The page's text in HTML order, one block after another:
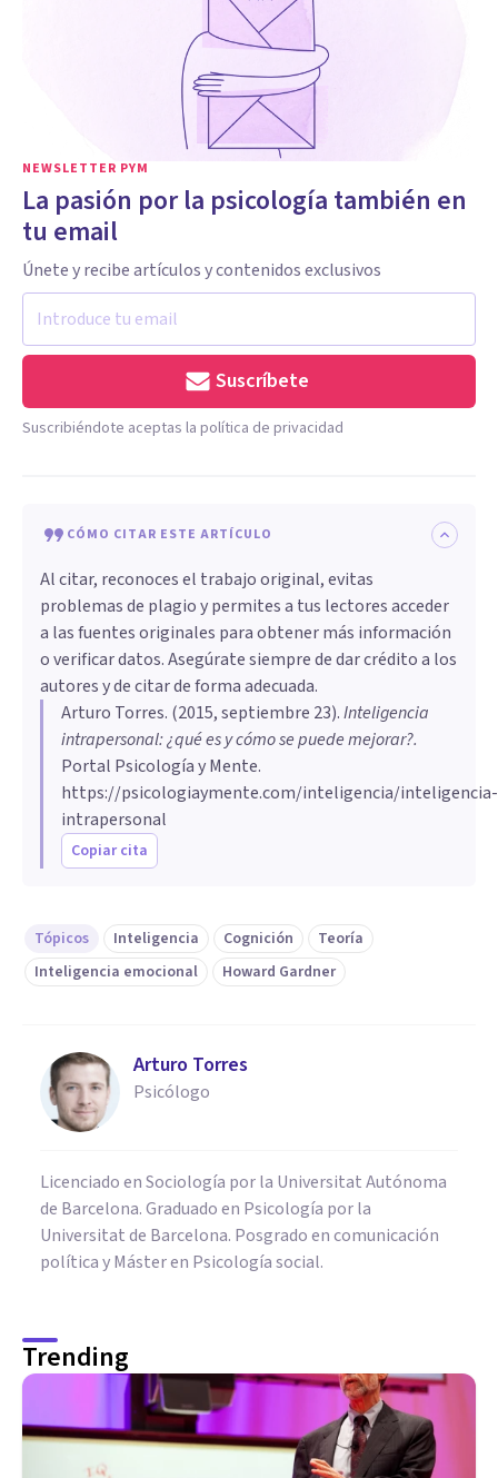
NEWSLETTER PYM
La pasión por la psicología también en
tu email
Únete y recibe artículos y contenidos exclusivos
Suscríbete
Suscribiéndote aceptas la política de privacidad
CÓMO CITAR ESTE ARTÍCULO
Al citar, reconoces el trabajo original, evitas
problemas de plagio y permites a tus lectores acceder
a las fuentes originales para obtener más información
o verificar datos. Asegúrate siempre de dar crédito a los
autores y de citar de forma adecuada.
Arturo Torres. (2015, septiembre 23).Inteligencia
intrapersonal: ¿qué es y cómo se puede mejorar?.
Portal Psicología y Mente.
https://psicologiaymente.com/inteligencia/inteligencia-
intrapersonal
Copiar cita
Tópicos Inteligencia Cognición
Teoría
Inteligencia emocional
Howard Gardner
Arturo Torres
Psicólogo
Licenciado en Sociología por la Universitat Autónoma
de Barcelona. Graduado en Psicología por la
Universitat de Barcelona. Posgrado en comunicación
política y Máster en Psicología social.
Trending